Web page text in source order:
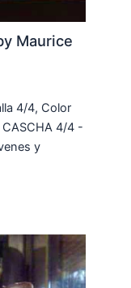
Maurice
4/4, Color
4/4 -
y